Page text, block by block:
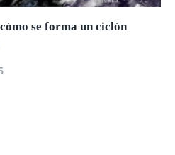
se forma un ciclón